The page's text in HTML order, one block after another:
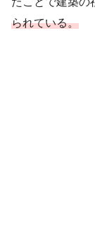
られている。